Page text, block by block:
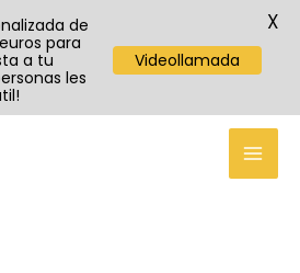
TikTok
Instagram
YouTube
de
para
a tu
les
Videollamada
X